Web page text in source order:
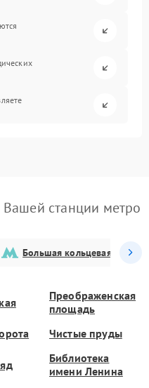
станции метро
Большая кольцевая
Преображенская
площадь
Чистые пруды
Библиотека
имени Ленина